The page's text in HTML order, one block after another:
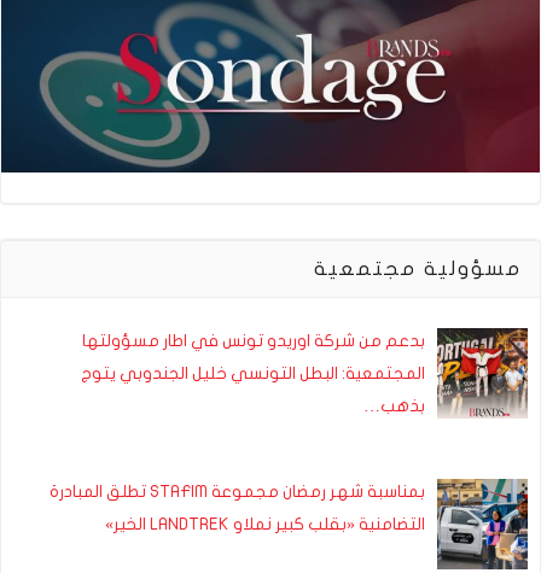
مسؤولية مجتمعية
بدعم من شركة اوريدو تونس في اطار مسؤولتها
المجتمعية: البطل التونسي خليل الجندوبي يتوج
بذهب…
بمناسبة شهر رمضان مجموعة STAFIM تطلق المبادرة
التضامنية «بقلب كبير نملاو LANDTREK الخير»